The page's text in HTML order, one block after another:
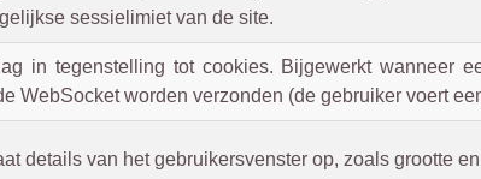
sessielimiet van de site.
in tegenstelling tot cookies. Bijgewerkt wanneer
WebSocket worden verzonden (de gebruiker voert
details van het gebruikersvenster op, zoals grootte